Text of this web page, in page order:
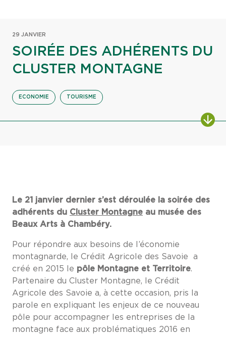
29 JANVIER
SOIRÉE DES ADHÉRENTS DU
CLUSTER MONTAGNE
ECONOMIE TOURISME
Le 21 janvier dernier s’est déroulée la soirée des
adhérents du Cluster Montagne au musée des
Beaux Arts à Chambéry.
Pour répondre aux besoins de l’économie
montagnarde, le Crédit Agricole des Savoie a
créé en 2015 le pôle Montagne et Territoire.
Partenaire du Cluster Montagne, le Crédit
Agricole des Savoie a, à cette occasion, pris la
parole en expliquant les enjeux de ce nouveau
pôle pour accompagner les entreprises de la
montagne face aux problématiques 2016 en